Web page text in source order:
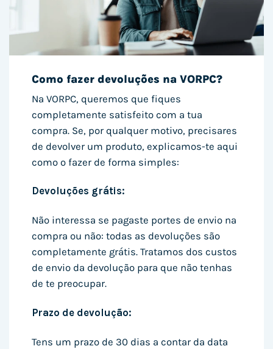
Como fazer devoluções na VORPC?
Na VORPC, queremos que fiques
completamente satisfeito com a tua
compra. Se, por qualquer motivo, precisares
de devolver um produto, explicamos-te aqui
como o fazer de forma simples:
Devoluções grátis:
Não interessa se pagaste portes de envio na
compra ou não: todas as devoluções são
completamente grátis. Tratamos dos custos
de envio da devolução para que não tenhas
de te preocupar.
Prazo de devolução:
Tens um prazo de 30 dias a contar da data